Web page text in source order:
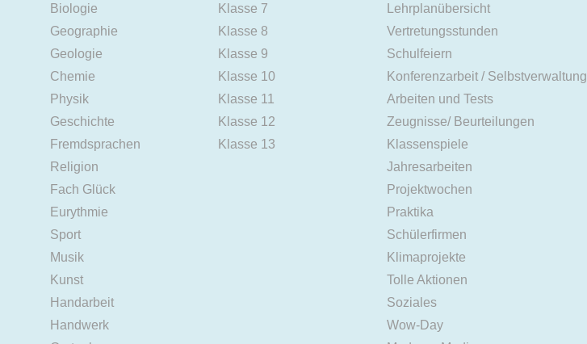
Biologie
Geographie
Geologie
Chemie
Physik
Geschichte
Fremdsprachen
Religion
Fach Glück
Eurythmie
Sport
Musik
Kunst
Handarbeit
Handwerk
Klasse 7
Klasse 8
Klasse 9
Klasse 10
Klasse 11
Klasse 12
Klasse 13
Lehrplanübersicht
Vertretungsstunden
Schulfeiern
Konferenzarbeit / Selbstverwaltung
Arbeiten und Tests
Zeugnisse/ Beurteilungen
Klassenspiele
Jahresarbeiten
Projektwochen
Praktika
Schülerfirmen
Klimaprojekte
Tolle Aktionen
Soziales
Wow-Day